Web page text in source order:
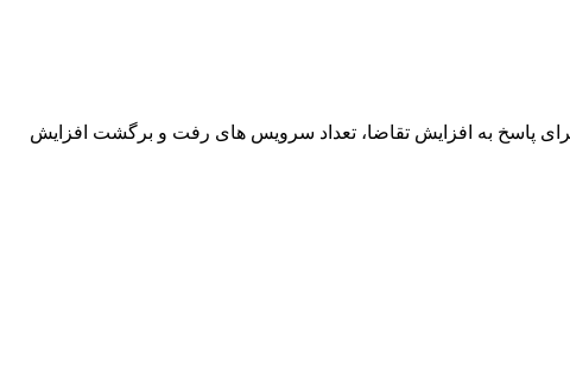
پاسخ به افزایش تقاضا، تعداد سرویس های رفت و برگشت افزایش